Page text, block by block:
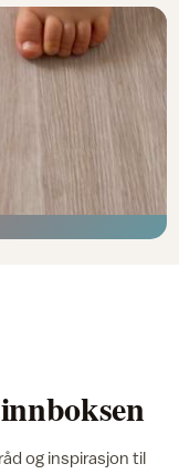
og inspirasjon til